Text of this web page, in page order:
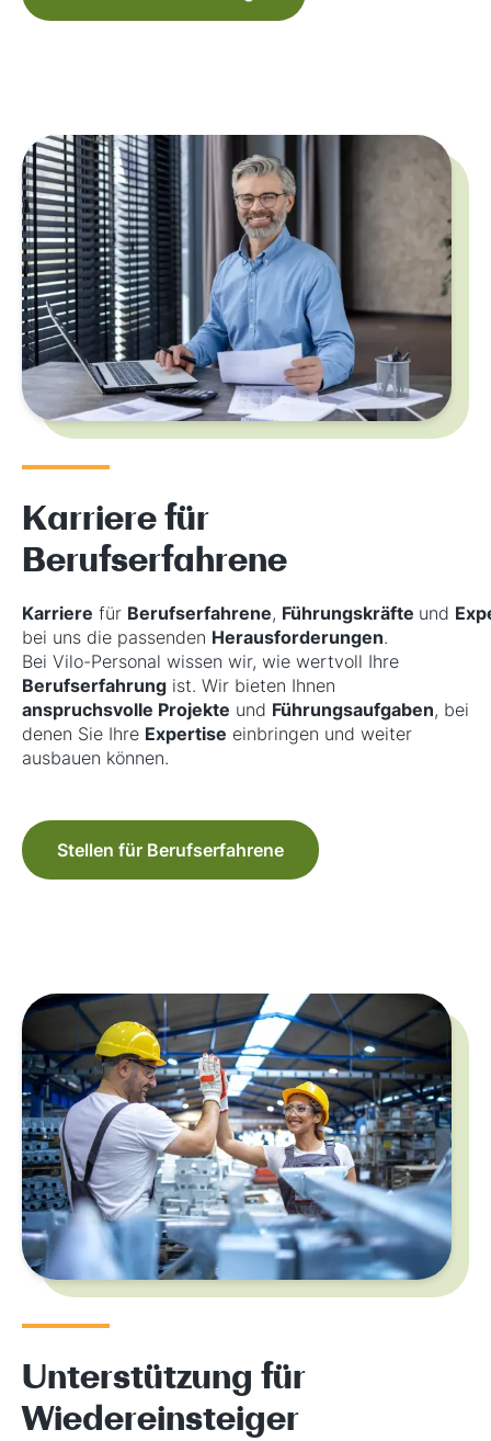
Karriere für
Berufserfahrene
Karriere für Berufserfahrene, Führungskräfte und
bei uns die passenden Herausforderungen.
Bei Vilo-Personal wissen wir, wie wertvoll Ihre
Berufserfahrung ist. Wir bieten Ihnen
anspruchsvolle Projekte und Führungsaufgaben, bei
denen Sie Ihre Expertise einbringen und weiter
ausbauen können.
Stellen für Berufserfahrene
Unterstützung für
Wiedereinsteiger